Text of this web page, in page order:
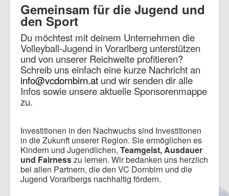
Gemeinsam für die Jugend und
den Sport
Du möchtest mit deinem Unternehmen die
Volleyball-Jugend in Vorarlberg unterstützen
und von unserer Reichweite profitieren?
Schreib uns einfach eine kurze Nachricht an
info@vcdornbirn.at und wir senden dir alle
Infos sowie unsere aktuelle Sponsorenmappe
zu.
Investitionen in den Nachwuchs sind Investitionen
in die Zukunft unserer Region. Sie ermöglichen es
Kindern und Jugendlichen, Teamgeist, Ausdauer
und Fairnesszu lernen. Wir bedanken uns herzlich
bei allen Partnern, die den VC Dornbirn und die
Jugend Vorarlbergs nachhaltig fördern.